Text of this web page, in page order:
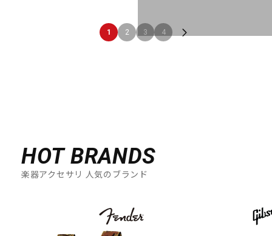
1 2 3 4
HOT BRANDS
楽器アクセサリ 人気のブランド